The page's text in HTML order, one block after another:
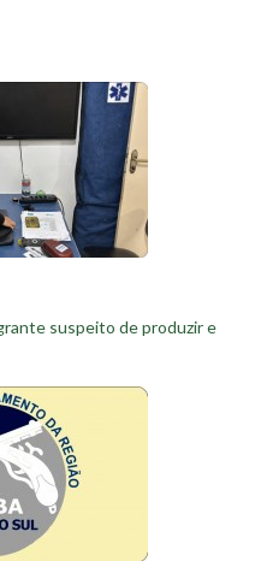
suspeito de produzir e